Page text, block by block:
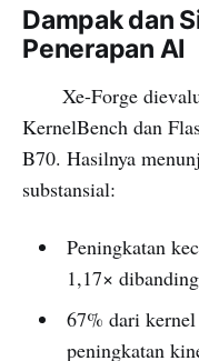
Dampak dan
Penerapan AI
Xe-Forge
KernelBench dan
B70. Hasilnya
substansial:
Peningkatan
1,17×
67% dari
peningkatan